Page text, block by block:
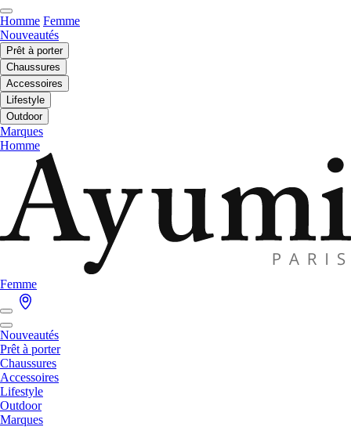
Homme Femme
Nouveautés
Prêt à porter
Chaussures
Accessoires
Lifestyle
Outdoor
Marques
Homme
Femme
Nouveautés
Prêt à porter
Chaussures
Accessoires
Lifestyle
Outdoor
Marques